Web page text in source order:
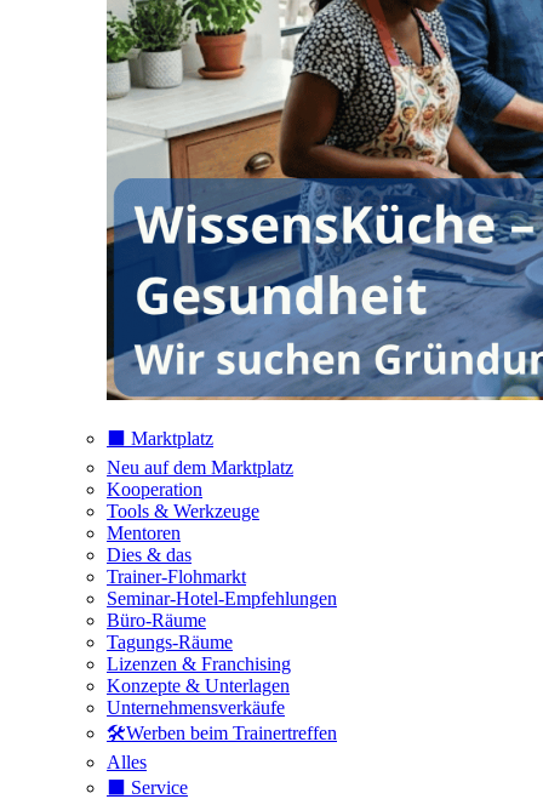
⬛️ Marktplatz
Neu auf dem Marktplatz
Kooperation
Tools & Werkzeuge
Mentoren
Dies & das
Trainer-Flohmarkt
Seminar-Hotel-Empfehlungen
Büro-Räume
Tagungs-Räume
Lizenzen & Franchising
Konzepte & Unterlagen
Unternehmensverkäufe
🛠️Werben beim Trainertreffen
Alles
⬛️ Service